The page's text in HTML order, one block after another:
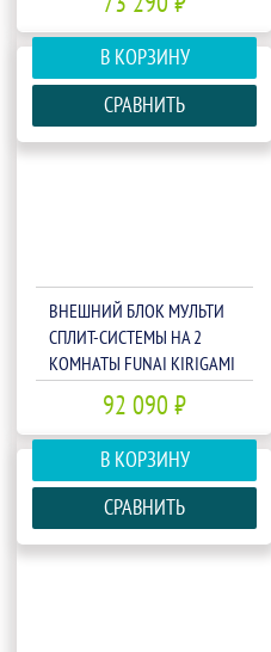
2KG40HP.01/U
В КОРЗИНУ
СРАВНИТЬ
ВНЕШНИЙ БЛОК МУЛЬТИ
СПЛИТ-СИСТЕМЫ НА 2
КОМНАТЫ FUNAI KIRIGAMI
FREE MATCH RAM-I-
2KG55HP.01/U92 090 ₽
В КОРЗИНУ
СРАВНИТЬ